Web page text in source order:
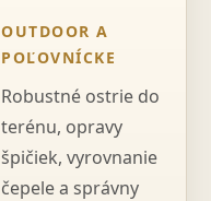
OUTDOOR A
POĽOVNÍCKE
Robustné ostrie do
terénu, opravy
špičiek, vyrovnanie
čepele a správny